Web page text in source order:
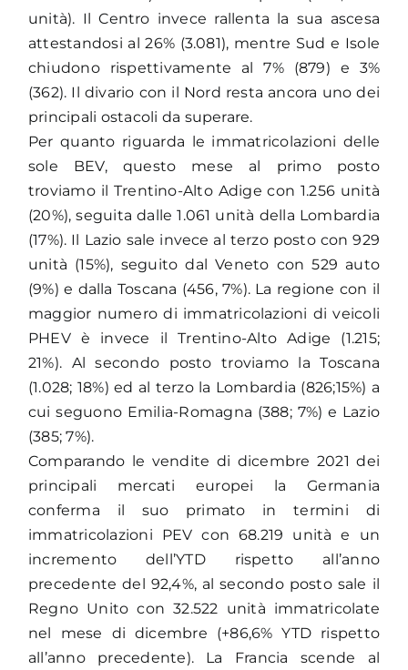
unità). Il Centro invece rallenta la sua ascesa
attestandosi al 26% (3.081), mentre Sud e Isole
chiudono rispettivamente al 7% (879) e 3%
(362). Il divario con il Nord resta ancora uno dei
principali ostacoli da superare.
Per quanto riguarda le immatricolazioni delle
sole BEV, questo mese al primo posto
troviamo il Trentino-Alto Adige con 1.256 unità
(20%), seguita dalle 1.061 unità della Lombardia
(17%). Il Lazio sale invece al terzo posto con 929
unità (15%), seguito dal Veneto con 529 auto
(9%) e dalla Toscana (456, 7%). La regione con il
maggior numero di immatricolazioni di veicoli
PHEV è invece il Trentino-Alto Adige (1.215;
21%). Al secondo posto troviamo la Toscana
(1.028; 18%) ed al terzo la Lombardia (826;15%) a
cui seguono Emilia-Romagna (388; 7%) e Lazio
(385; 7%).
Comparando le vendite di dicembre 2021 dei
principali mercati europei la Germania
conferma il suo primato in termini di
immatricolazioni PEV con 68.219 unità e un
incremento dell’YTD rispetto all’anno
precedente del 92,4%, al secondo posto sale il
Regno Unito con 32.522 unità immatricolate
nel mese di dicembre (+86,6% YTD rispetto
all’anno precedente). La Francia scende al